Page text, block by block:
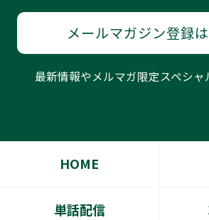
メールマガジン登録
最新情報やメルマガ限定スペシャ
HOME
単話配信